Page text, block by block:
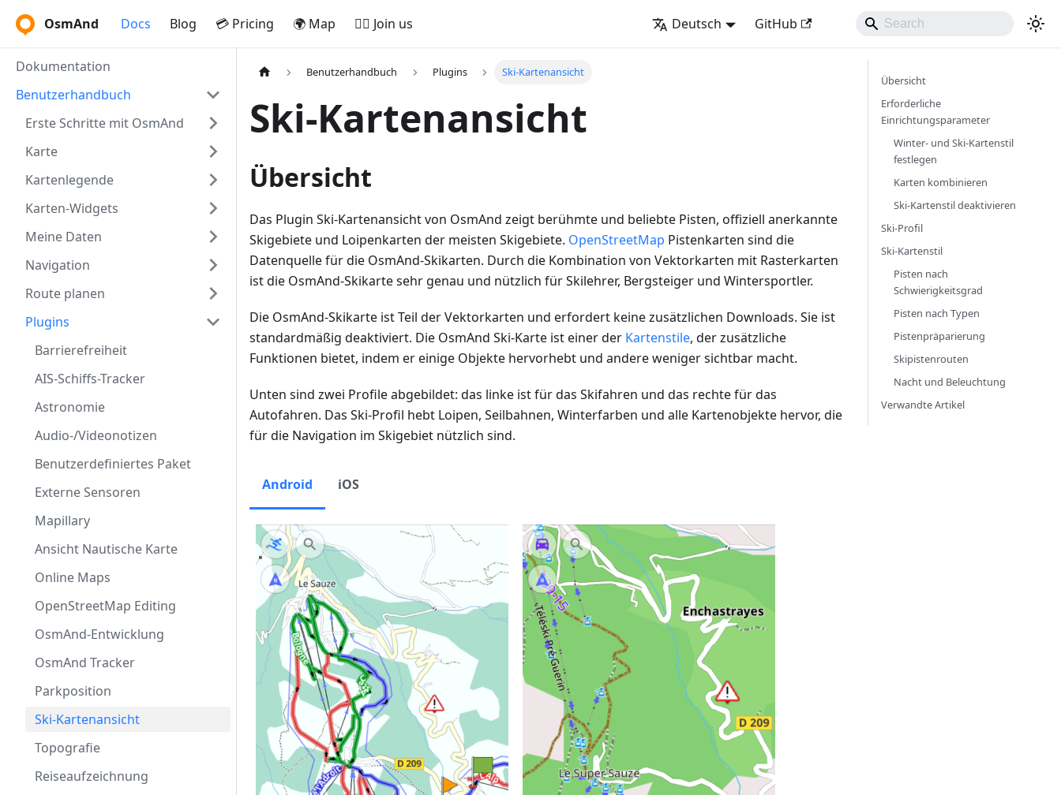
OsmAnd Docs Blog 💳 Pricing 🌍 Map 🚵‍♂️ Join us Deutsch GitHub
Dokumentation
Benutzerhandbuch
Erste Schritte mit OsmAnd
Karte
Kartenlegende
Karten-Widgets
Meine Daten
Navigation
Route planen
Plugins
Barrierefreiheit
AIS-Schiffs-Tracker
Astronomie
Audio-/Videonotizen
Benutzerdefiniertes Paket
Externe Sensoren
Mapillary
Ansicht Nautische Karte
Online Maps
OpenStreetMap Editing
OsmAnd-Entwicklung
OsmAnd Tracker
Parkposition
Ski-Kartenansicht
Topografie
Reiseaufzeichnung
Benutzerhandbuch Plugins Ski-Kartenansicht
Ski-Kartenansicht
Übersicht
Das Plugin Ski-Kartenansicht von OsmAnd zeigt berühmte und beliebte Pisten, offiziell anerkannte
Skigebiete und Loipenkarten der meisten Skigebiete. OpenStreetMap Pistenkarten sind die
Datenquelle für die OsmAnd-Skikarten. Durch die Kombination von Vektorkarten mit Rasterkarten
ist die OsmAnd-Skikarte sehr genau und nützlich für Skilehrer, Bergsteiger und Wintersportler.
Die OsmAnd-Skikarte ist Teil der Vektorkarten und erfordert keine zusätzlichen Downloads. Sie ist
standardmäßig deaktiviert. Die OsmAnd Ski-Karte ist einer der Kartenstile, der zusätzliche
Funktionen bietet, indem er einige Objekte hervorhebt und andere weniger sichtbar macht.
Unten sind zwei Profile abgebildet: das linke ist für das Skifahren und das rechte für das
Autofahren. Das Ski-Profil hebt Loipen, Seilbahnen, Winterfarben und alle Kartenobjekte hervor, die
für die Navigation im Skigebiet nützlich sind.
Android iOS
Übersicht
Erforderliche
Einrichtungsparameter
Winter- und Ski-Kartenstil
festlegen
Karten kombinieren
Ski-Kartenstil deaktivieren
Ski-Profil
Ski-Kartenstil
Pisten nach
Schwierigkeitsgrad
Pisten nach Typen
Pistenpräparierung
Skipistenrouten
Nacht und Beleuchtung
Verwandte Artikel